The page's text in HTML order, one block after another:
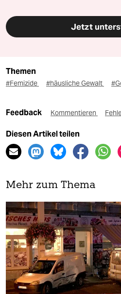
Jetzt
Themen
#Femizide #häusliche Gewalt
Feedback Kommentieren
Diesen Artikel teilen
Mehr zum Thema